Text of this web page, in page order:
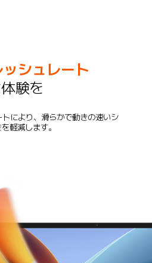
シュレート
験を
により、滑らかで動きの速いシ
軽減します。